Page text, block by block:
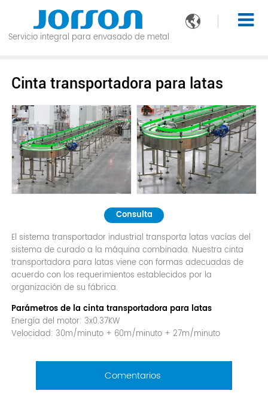

Servicio integral para envasado de metal
Cinta transportadora para latas
Consulta
El sistema transportador industrial transporta latas vacías del
sistema de curado a la máquina combinada. Nuestra cinta
transportadora para latas viene con formas adecuadas de
acuerdo con los requerimientos establecidos por la
organización de su fábrica.
Parámetros de la cinta transportadora para latas
Energía del motor: 3x0.37KW
Velocidad: 30m/minuto + 60m/minuto + 27m/minuto
Comentarios